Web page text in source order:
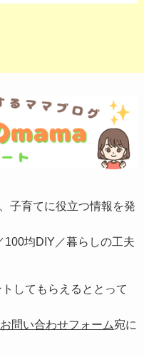
子育てに役立つ情報を発
均DIY／暮らしの工夫
してもらえるととって
お問い合わせフォーム宛に